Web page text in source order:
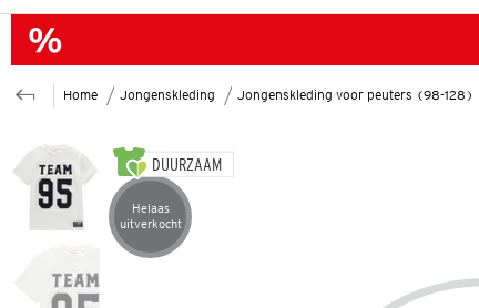
Home Jongenskleding Jongenskleding voor peuters (98-128)
DUURZAAM
Artikel helaas uitverkocht
Helaas
uitverkocht